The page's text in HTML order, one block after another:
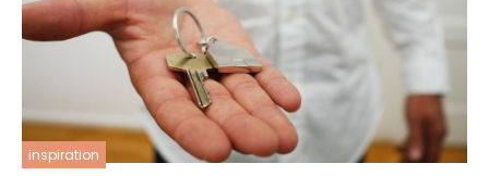
inspiration